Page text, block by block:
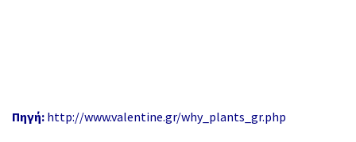
Πηγή: http://www.valentine.gr/why_plants_gr.php